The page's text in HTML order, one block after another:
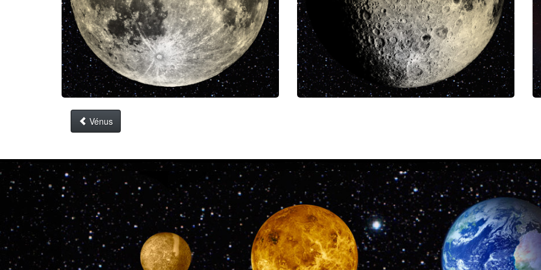
Vénus